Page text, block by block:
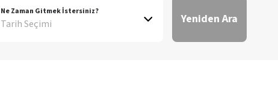
Ne Zaman Gitmek İstersiniz?
Tarih Seçimi Yeniden Ara